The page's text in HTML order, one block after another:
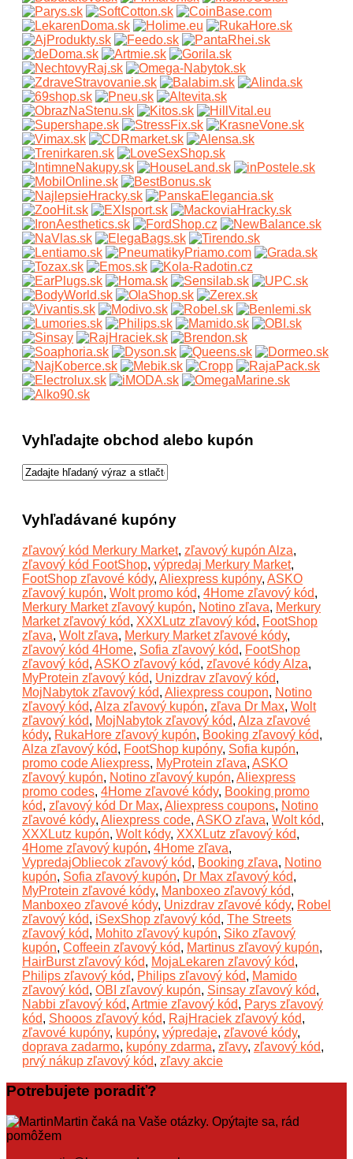
Vyhľadajte obchod alebo kupón
Vyhľadávané kupóny
zľavový kód Merkury Market, zľavový kupón Alza,
zľavový kód FootShop, výpredaj Merkury Market,
FootShop zľavové kódy, Aliexpress kupóny, ASKO
zľavový kupón, Wolt promo kód, 4Home zľavový kód,
Merkury Market zľavový kupón, Notino zľava, Merkury
Market zľavový kód, XXXLutz zľavový kód, FootShop
zľava, Wolt zľava, Merkury Market zľavové kódy,
zľavový kód 4Home, Sofia zľavový kód, FootShop
zľavový kód, ASKO zľavový kód, zľavové kódy Alza,
MyProtein zľavový kód, Unizdrav zľavový kód,
MojNabytok zľavový kód, Aliexpress coupon, Notino
zľavový kód, Alza zľavový kupón, zľava Dr Max, Wolt
zľavový kód, MojNabytok zľavový kód, Alza zľavové
kódy, RukaHore zľavový kupón, Booking zľavový kód,
Alza zľavový kód, FootShop kupóny, Sofia kupón,
promo code Aliexpress, MyProtein zľava, ASKO
zľavový kupón, Notino zľavový kupón, Aliexpress
promo codes, 4Home zľavové kódy, Booking promo
kód, zľavový kód Dr Max, Aliexpress coupons, Notino
zľavové kódy, Aliexpress code, ASKO zľava, Wolt kód,
XXXLutz kupón, Wolt kódy, XXXLutz zľavový kód,
4Home zľavový kupón, 4Home zľava,
VypredajObliecok zľavový kód, Booking zľava, Notino
kupón, Sofia zľavový kupón, Dr Max zľavový kód,
MyProtein zľavové kódy, Manboxeo zľavový kód,
Manboxeo zľavové kódy, Unizdrav zľavové kódy, Robel
zľavový kód, iSexShop zľavový kód, The Streets
zľavový kód, Mohito zľavový kupón, Siko zľavový
kupón, Coffeein zľavový kód, Martinus zľavový kupón,
HairBurst zľavový kód, MojaLekaren zľavový kód,
Philips zľavový kód, Philips zľavový kód, Mamido
zľavový kód, OBI zľavový kupón, Sinsay zľavový kód,
Nabbi zľavový kód, Artmie zľavový kód, Parys zľavový
kód, Shooos zľavový kód, RajHraciek zľavový kód,
zľavové kupóny, kupóny, výpredaje, zľavové kódy,
doprava zadarmo, kupóny zdarma, zľavy, zľavový kód,
prvý nákup zľavový kód, zľavy akcie
Potrebujete poradiť?
Martin čaká na Vaše otázky. Opýtajte sa, rád
pomôžem